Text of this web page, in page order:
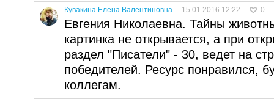
Кувакина Елена Валентиновна 15.01.2016 12:22 0
Евгения Николаевна. Тайны
картинка не открывается, а при
раздел "Писатели" - 30, ведет на
победителей. Ресурс понравился,
коллегам.